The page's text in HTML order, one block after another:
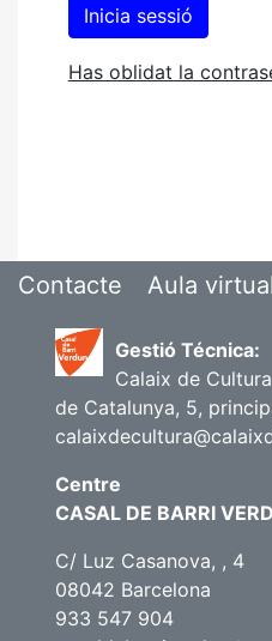
Has oblidat la
Contacte Aula
Gestió Técnica:
Calaix de
de Catalunya, 5,
Centre
CASAL DE BARRI
C/ Luz Casanova, , 4
08042 Barcelona
933 547 904